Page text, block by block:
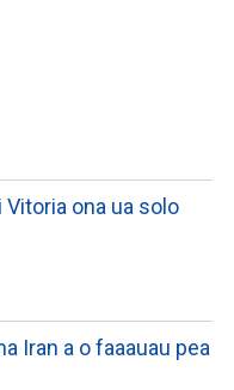
Vitoria ona ua solo
Iran a o faaauau pea